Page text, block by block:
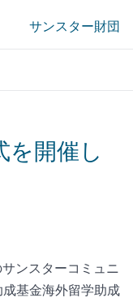
サンスター財団
を開催し
ンスターコミュニ
基金海外留学助成